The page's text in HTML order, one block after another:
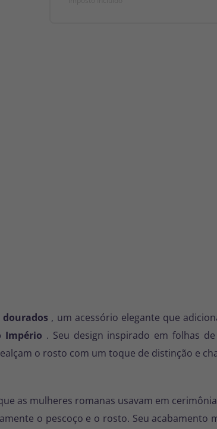
, um acessório elegante que
Império . Seu design inspirado em folhas
o rosto com um toque de distinção e
as mulheres romanas usavam em
o pescoço e o rosto. Seu acabamento